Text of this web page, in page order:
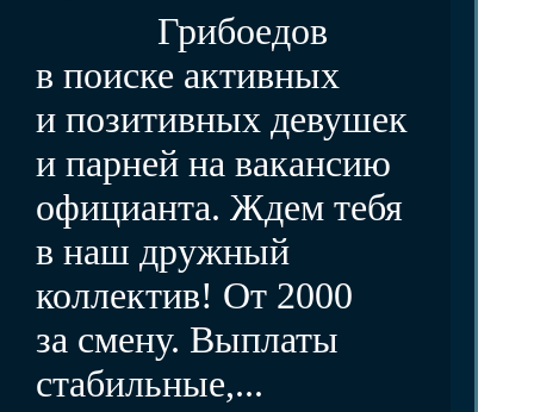
Грибоедов
в поиске активных
и позитивных девушек
и парней на вакансию
официанта. Ждем тебя
в наш дружный
коллектив! От 2000
за смену. Выплаты
стабильные,...